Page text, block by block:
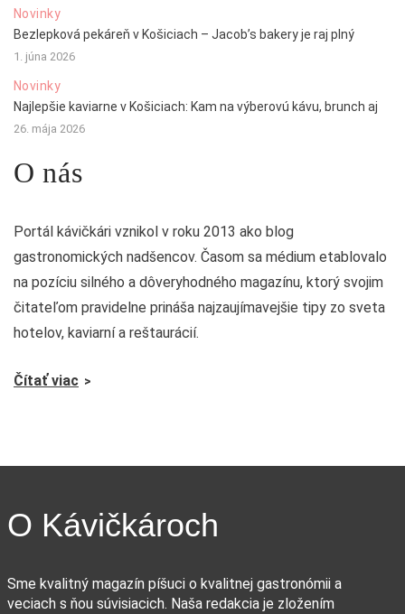
Novinky
Bezlepková pekáreň v Košiciach – Jacob’s bakery je raj plný
1. júna 2026
Novinky
Najlepšie kaviarne v Košiciach: Kam na výberovú kávu, brunch aj
26. mája 2026
O nás
Portál kávičkári vznikol v roku 2013 ako blog
gastronomických nadšencov. Časom sa médium etablovalo
na pozíciu silného a dôveryhodného magazínu, ktorý svojim
čitateľom pravidelne prináša najzaujímavejšie tipy zo sveta
hotelov, kaviarní a reštaurácií.
Čítať viac
O Kávičkároch
Sme kvalitný magazín píšuci o kvalitnej gastronómii a
veciach s ňou súvisiacich. Naša redakcia je zložením